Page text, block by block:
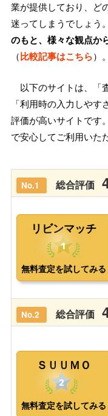
業が提供しており、ど
迷ってしまうでしょう
のもと、様々な観点か
（比較記事はこちら）。
以下のサイトは、「
「利用時の入力しや
評価が高いサイトです
で安心してご利用いた